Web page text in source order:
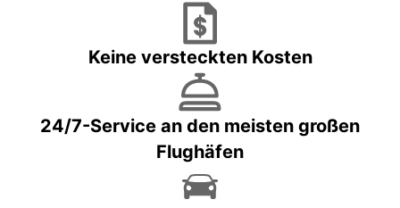
Keine versteckten Kosten
24/7-Service an den meisten großen
Flughäfen